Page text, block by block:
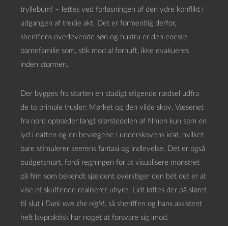
tryllebum! – lettes ved forløsningen af den ydre konflikt i
udgangen af tredie akt. Det er formentlig derfor,
sheriffens overlevende søn og hustru er den eneste
barnefamilie som, stik mod al fornuft, ikke evakueres
inden stormen.
Der bygges fra starten en stadigt stigende rædsel udfra
de to primale trusler: Mørket og den vilde skov. Væsenet
fra nord optræder langt størstedelen af filmen kun som en
lyd i natten og en bevægelse i underskovens krat, hvilket
bare stimulerer seerens fantasi og indlevelse. Det er også
budgetsmart, fordi regningen for at visualisere monstret
på film som bekendt sjældent overstiger den bét det er at
vise et skuffende realiseret uhyre. Lidt løftes der på sløret
til slut i Dark was the night, så sheriffen og hans assistent
helt lavpraktisk har noget at forsvare sig imod.